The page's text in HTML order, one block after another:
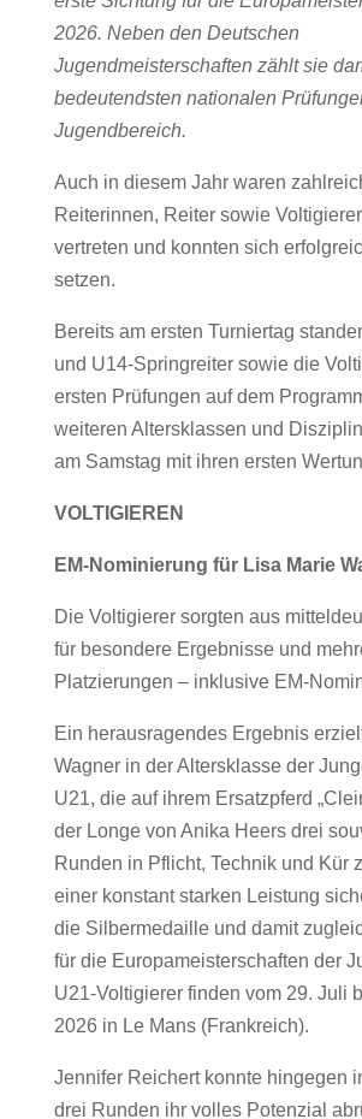
2026. Neben den Deutschen
Jugendmeisterschaften zählt sie
bedeutendsten nationalen
Jugendbereich.
Auch in diesem Jahr waren
Reiterinnen, Reiter sowie
vertreten und konnten sich
setzen.
Bereits am ersten Turniertag
und U14-Springreiter sowie die
ersten Prüfungen auf dem
weiteren Altersklassen und
am Samstag mit ihren ersten
VOLTIGIEREN
EM-Nominierung für Lisa Marie
Die Voltigierer sorgten aus
für besondere Ergebnisse und
Platzierungen – inklusive EM-
Ein herausragendes Ergebnis
Wagner in der Altersklasse der
U21, die auf ihrem Ersatzpferd
der Longe von Anika Heers drei
Runden in Pflicht, Technik und Kür
einer konstant starken Leistung
die Silbermedaille und damit
für die Europameisterschaften der
U21-Voltigierer finden vom 29. Juli
2026 in Le Mans (Frankreich).
Jennifer Reichert konnte hingegen
drei Runden ihr volles Potenzial